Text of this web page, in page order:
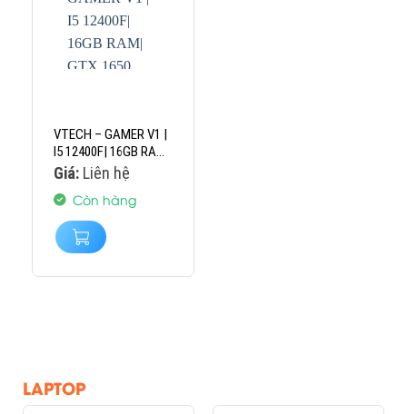
VTECH – GAMER V1 |
I5 12400F| 16GB RAM|
GTX 1650 4GB
Giá:Liên hệ
Còn hàng
LAPTOP